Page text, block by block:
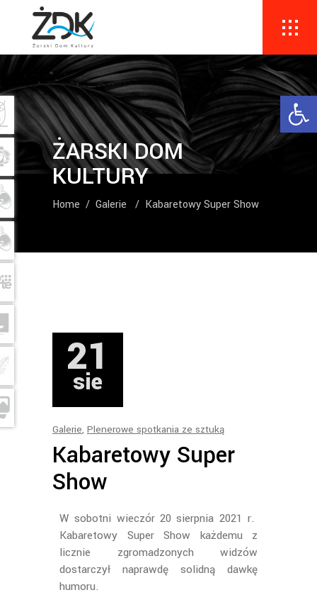
ŻARSKI DOM
KULTURY
Home / Galerie / Kabaretowy Super Show
21
sie
Galerie, Plenerowe spotkania ze sztuką
Kabaretowy Super
Show
W sobotni wieczór 20 sierpnia 2021 r.
Kabaretowy Super Show każdemu z
licznie zgromadzonych widzów
dostarczył naprawdę solidną dawkę
humoru.